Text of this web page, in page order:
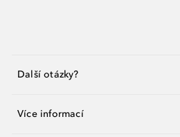
Další otázky?
Více informací